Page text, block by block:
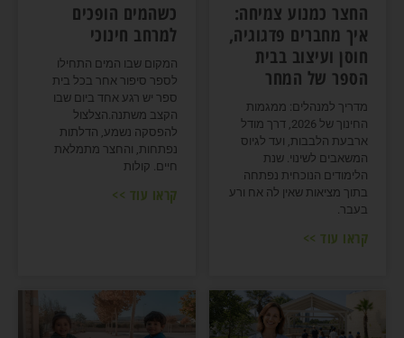
החצר כמנוע צמיחה:
איך מחברים פדגוגיה,
חוסן ועיצוב בבית
הספר של המחר
מדריך למנהלים: ממגמות
החינוך של 2026, דרך מודל
ארבעת הלבבות, ועד לגיוס
המשאבים לשינוי. שנת
הלימודים הנוכחית נפתחה
בתוך מציאות שאין לה אח ורע
בעבר.
קראו עוד >>
כשהמים הופכים
למרחב חינוכי
המקום שבו המים התחילו
לספר סיפור אחר בכל בית
ספר יש רגע אחד ביום שבו
הקצב משתנה.הצלצול
להפסקה נשמע, הדלתות
נפתחות, והחצר מתמלאת
חיים. קולות
קראו עוד >>